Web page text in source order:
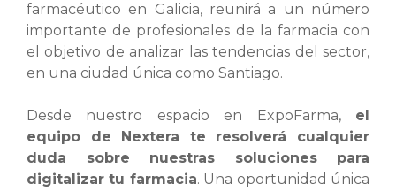
farmacéutico en Galicia, reunirá a un número
importante de profesionales de la farmacia con
el objetivo de analizar las tendencias del sector,
en una ciudad única como Santiago.
Desde nuestro espacio en ExpoFarma, el
equipo de Nextera te resolverá cualquier
duda sobre nuestras soluciones para
digitalizar tu farmacia. Una oportunidad única